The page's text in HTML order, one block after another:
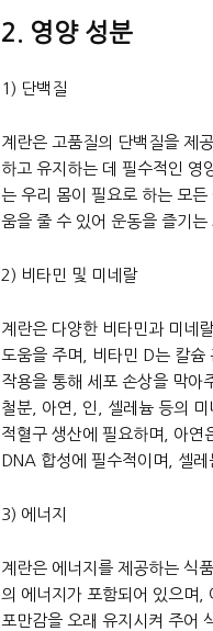
2. 영양 성분
1) 단백질
계란은 고품질의 단백질을 제
하고 유지하는 데 필수적인 영
는 우리 몸이 필요로 하는 모
움을 줄 수 있어 운동을 즐기는
2) 비타민 및 미네랄
계란은 다양한 비타민과 미네
도움을 주며, 비타민 D는 칼슘
작용을 통해 세포 손상을 막아
철분, 아연, 인, 셀레늄 등의
적혈구 생산에 필요하며, 아연
DNA 합성에 필수적이며, 셀레
3) 에너지
계란은 에너지를 제공하는 식
의 에너지가 포함되어 있으며,
포만감을 오래 유지시켜 주어